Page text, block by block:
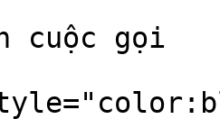
cuộc gọi